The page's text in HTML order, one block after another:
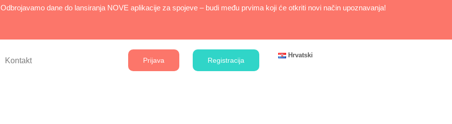
Odbrojavamo dane do lansiranja NOVE aplikacije za spojeve – budi među prvima koji će otkriti novi način upoznavanja!
Kontakt Prijava Registracija
Hrvatski